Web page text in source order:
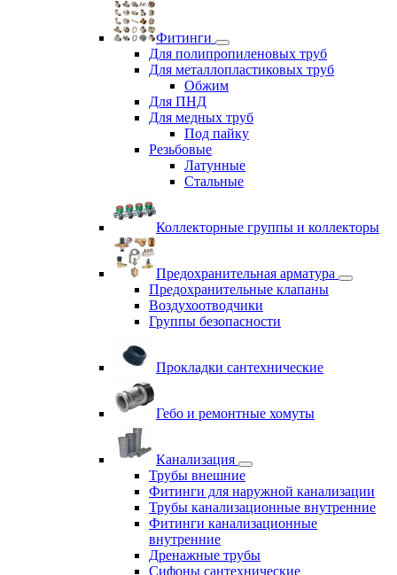
Фитинги
Для полипропиленовых труб
Для металлопластиковых труб
Обжим
Для ПНД
Для медных труб
Под пайку
Резьбовые
Латунные
Cтальные
Коллекторные группы и коллекторы
Предохранительная арматура
Предохранительные клапаны
Воздухоотводчики
Группы безопасности
Прокладки сантехнические
Гебо и ремонтные хомуты
Канализация
Трубы внешние
Фитинги для наружной канализации
Трубы канализационные внутренние
Фитинги канализационные
внутренние
Дренажные трубы
Сифоны сантехнические